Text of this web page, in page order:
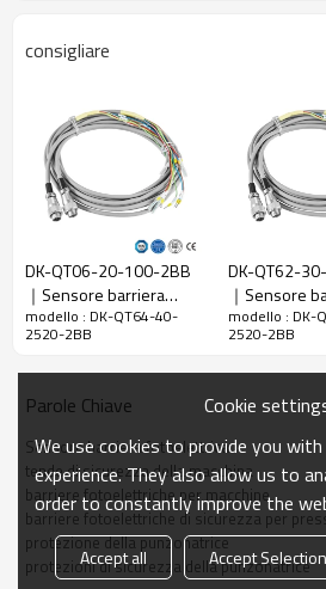
Caratteristiche
risoluzione
Controlla la
precisione
48 mm
Numero di
Altezza di
protezione
2520 mm
La dimensione
51mm*35mm*L, L è la
Distanza di
30-6000 mm; 30-45000
Tempo di
risposta
≤15 ms
Dati meccanici
Materiale
consigliare
DK-QT06-20-100-2BB
｜Sensore barriera
fotoelettrica｜DADISICK
modello : DK-QT64-40-
2520-2BB
DK-QT62-
｜Sensore
sicurezza｜
modello : DK-
2520-2BB
Parole Chiave
Sensore barriera fotoelettrica
tende di sicurezza della macchina
barriere fotoelettriche per macchine
barriere fotoelettriche di sicurezza per
protezione della punzonatrice
protezioni di sicurezza della punzonatrice
Cookie
We use cookies to provide you
experience. They also allow us to
order to constantly improve the
Accept all Accept Selection